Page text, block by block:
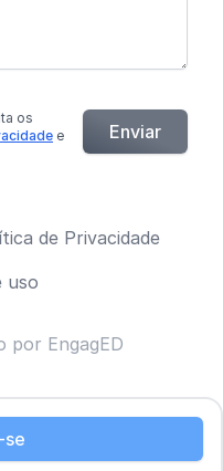
se
os
e
Enviar
de Privacidade
uso
por EngagED